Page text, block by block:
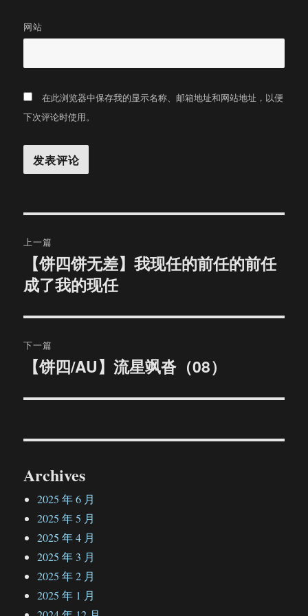
网站
在此浏览器中保存我的显示名称、邮箱地址和网站地址，以便
下次评论时使用。
章
导
航
上一篇
篇
章：
【饼四饼无差】我现任的前任的前任
成了我的现任
下一篇
文
【饼四/AU】流星飒沓（08）
Archives
2025 年 6 月
2025 年 5 月
2025 年 4 月
2025 年 3 月
2025 年 2 月
2025 年 1 月